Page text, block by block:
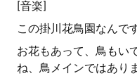
[音楽]
この掛川花鳥園なんで
お花もあって、鳥もい
ね、鳥メインではあり